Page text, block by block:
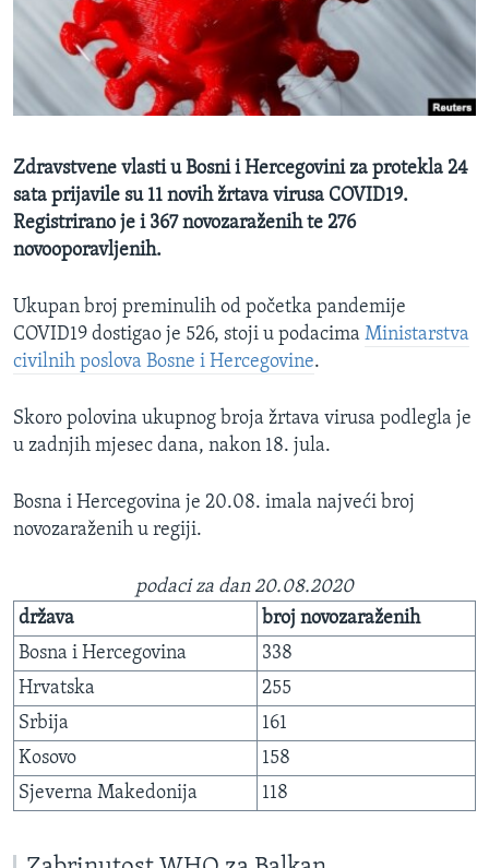
MAGAZIN
O GLASU AMERIKE
Learning English
PRATITE NAS
Zdravstvene vlasti u Bosni i Hercegovini za protekla 24
sata prijavile su 11 novih žrtava virusa COVID19.
Registrirano je i 367 novozaraženih te 276
novooporavljenih.
Ukupan broj preminulih od početka pandemije
COVID19 dostigao je 526, stoji u podacima Ministarstva
civilnih poslova Bosne i Hercegovine.
Skoro polovina ukupnog broja žrtava virusa podlegla je
u zadnjih mjesec dana, nakon 18. jula.
Bosna i Hercegovina je 20.08. imala najveći broj
novozaraženih u regiji.
podaci za dan 20.08.2020
država
broj novozaraženih
Bosna i Hercegovina
338
Hrvatska
255
Srbija
161
Kosovo
158
Sjeverna Makedonija
118